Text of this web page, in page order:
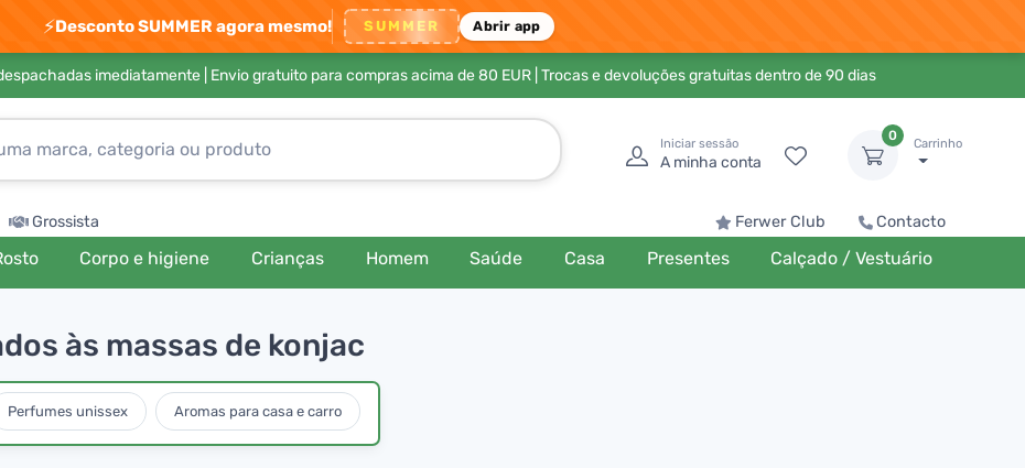
⚡Desconto SUMMER agora mesmo! SUMMER Abrir app
imediatamente | Envio gratuito para compras acima de 80 EUR| Trocas e devoluções gratuitas dentro de 90 dias
Iniciar sessão
A minha conta
0
Carrinho
Grossista Ferwer Club Contacto
Corpo e higiene Crianças Homem Saúde Casa Presentes Calçado / Vestuário
às massas de konjac
Perfumes unissex Aromas para casa e carro